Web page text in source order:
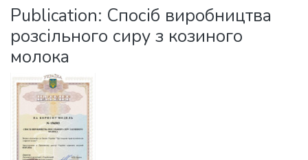
Statistics
Publication: Спосіб виробництва
розсільного сиру з козиного
молока